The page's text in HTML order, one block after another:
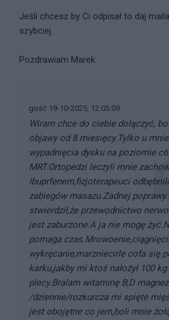
Jeśli chcesz by Ci odpisał to daj
szybciej.
Pozdrawiam Marek
gość 19-10-2025, 12:05:09
Wiram chce do ciebie dołączyć,
objawy od 8 miesięcy.Tylko u
wypadnięcia dysku na poziomie
MRT.Ortopedzi leczyli mnie
Ibuprfenem,fizjoterapeuci
zabiegów masazu.Zadnej
stwierdził,że przewodnictwo
jest zaburzone.A ja nie mogę
pomaga
wykręcanie,marzniecirle cofa się
karku,jakby mi ktoś nałożył 100
plecy.Bralam witaminę B,D magnez
/dziennie/rozkurcza mi spięte
jest obojętne co jem,boli mnie